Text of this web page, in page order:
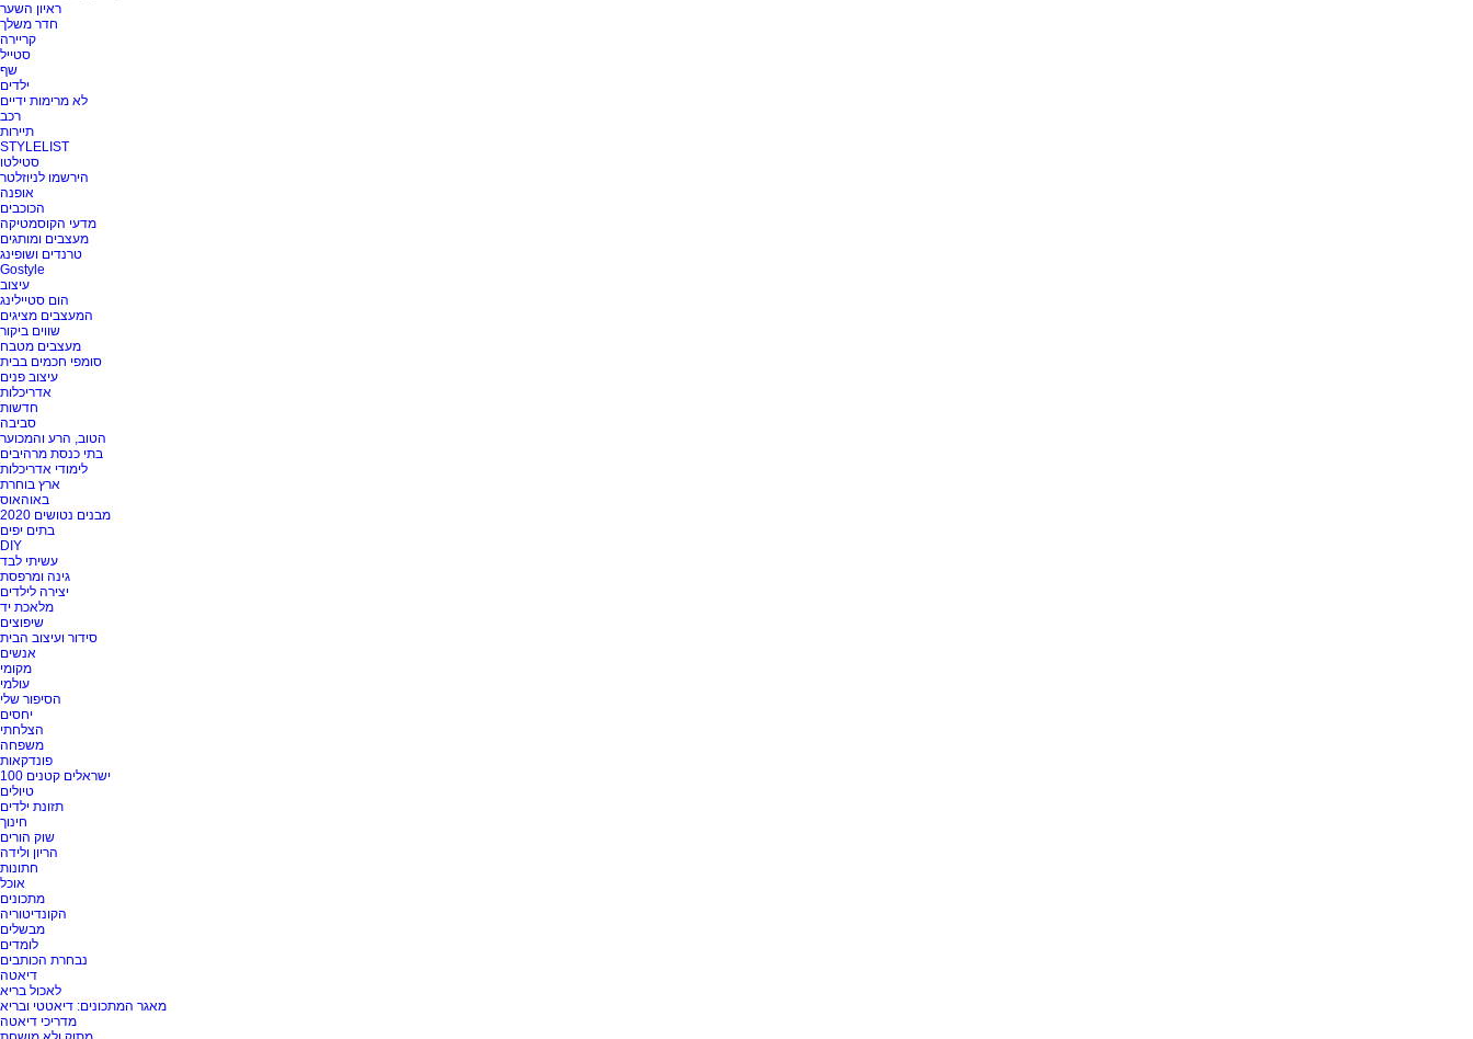
ראיון השער
חדר משלך
קריירה
סטייל
שף
ילדים
לא מרימות ידיים
רכב
תיירות
STYLELIST
סטילטו
הירשמו לניוזלטר
אופנה
הכוכבים
מדעי הקוסמטיקה
מעצבים ומותגים
טרנדים ושופינג
Gostyle
עיצוב
הום סטיילינג
המעצבים מציגים
שווים ביקור
מעצבים מטבח
סומפי חכמים בבית
עיצוב פנים
אדריכלות
חדשות
סביבה
הטוב, הרע והמכוער
בתי כנסת מרהיבים
לימודי אדריכלות
ארץ בוחרת
באוהאוס
מבנים נטושים 2020
בתים יפים
DIY
עשיתי לבד
גינה ומרפסת
יצירה לילדים
מלאכת יד
שיפוצים
סידור ועיצוב הבית
אנשים
מקומי
עולמי
הסיפור שלי
יחסים
הצלחתי
משפחה
פונדקאות
100 ישראלים קטנים
טיולים
תזונת ילדים
חינוך
שוק הורים
הריון ולידה
חתונות
אוכל
מתכונים
הקונדיטוריה
מבשלים
לומדים
נבחרת הכותבים
דיאטה
לאכול בריא
מאגר המתכונים: דיאטטי ובריא
מדריכי דיאטה